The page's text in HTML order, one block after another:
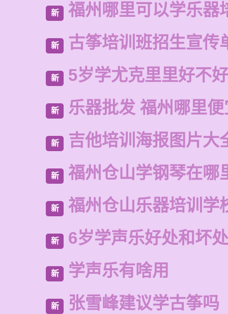
新 福州哪里可以学乐器
新 古筝培训班招生宣传
新 5岁学尤克里里好不好
新 乐器批发 福州哪里便
新 吉他培训海报图片大
新 福州仓山学钢琴在哪
新 福州仓山乐器培训学
新 6岁学声乐好处和坏处
新 学声乐有啥用
新 张雪峰建议学古筝吗